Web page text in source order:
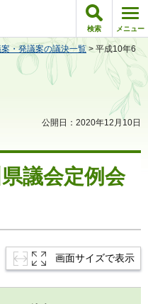
検索 メニュー
・発議案の議決一覧 > 平成10年6
公開日：2020年12月10日
議会定例会
画面サイズで表示